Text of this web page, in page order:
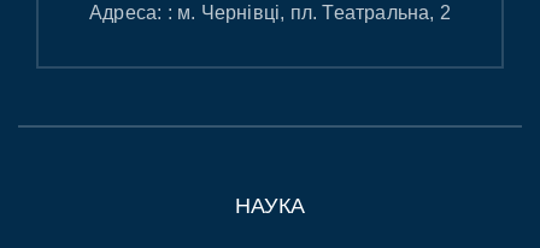
Адреса: : м. Чернівці, пл. Театральна, 2
НАУКА